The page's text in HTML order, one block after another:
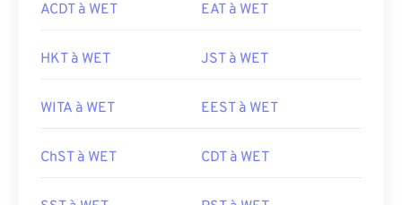
ACDT à WET EAT à WET
HKT à WET JST à WET
WITA à WET EEST à WET
ChST à WET CDT à WET